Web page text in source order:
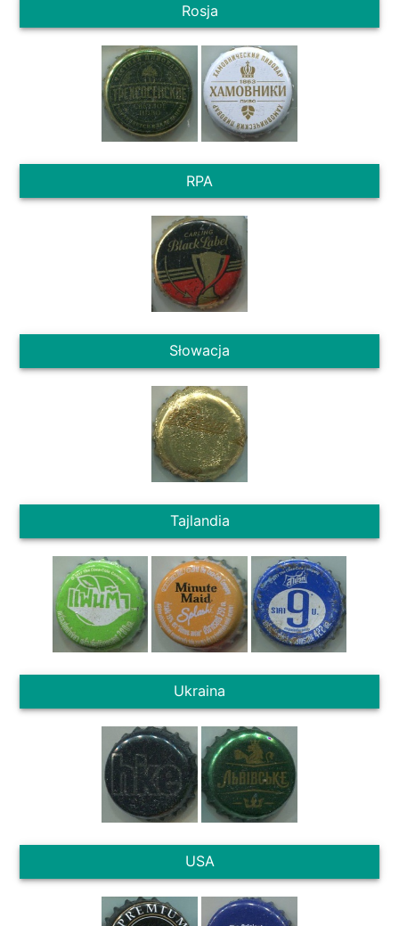
Rosja
RPA
Słowacja
Tajlandia
Ukraina
USA